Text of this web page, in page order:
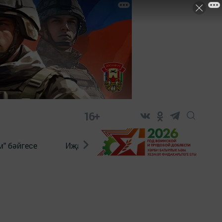
16+
бәйгесе Иҗат Реклама Онлайн